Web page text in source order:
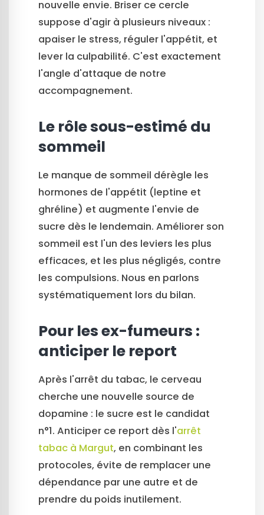
nouvelle envie. Briser ce cercle
suppose d'agir à plusieurs niveaux :
apaiser le stress, réguler l'appétit, et
lever la culpabilité. C'est exactement
l'angle d'attaque de notre
accompagnement.
Le rôle sous-estimé du
sommeil
Le manque de sommeil dérègle les
hormones de l'appétit (leptine et
ghréline) et augmente l'envie de
sucre dès le lendemain. Améliorer son
sommeil est l'un des leviers les plus
efficaces, et les plus négligés, contre
les compulsions. Nous en parlons
systématiquement lors du bilan.
Pour les ex-fumeurs :
anticiper le report
Après l'arrêt du tabac, le cerveau
cherche une nouvelle source de
dopamine : le sucre est le candidat
n°1. Anticiper ce report dès l'arrêt
tabac à Margut, en combinant les
protocoles, évite de remplacer une
dépendance par une autre et de
prendre du poids inutilement.